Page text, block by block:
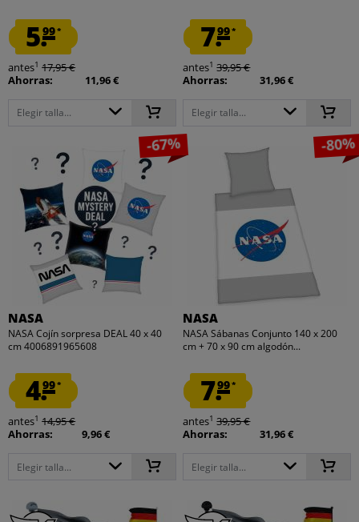
5.99*
antes1 17,95 €
Ahorras:
11,96 €
Elegir talla...
7.99*
antes1 39,95 €
Ahorras:
31,96 €
Elegir talla...
-67%
NASA
NASA Cojín sorpresa DEAL 40 x 40
cm 4006891965608
4.99*
antes1 14,95 €
Ahorras:
9,96 €
Elegir talla...
-80%
NASA
NASA Sábanas Conjunto 140 x 200
cm + 70 x 90 cm algodón...
7.99*
antes1 39,95 €
Ahorras:
31,96 €
Elegir talla...